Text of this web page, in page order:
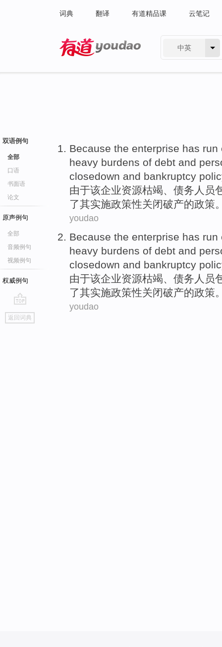
词典 翻译 有道精品课 云笔记
中英
双语例句
全部
口语
书面语
论文
原声例句
全部
音频例句
视频例句
权威例句
go
top
返回词典
Because the enterprise has
heavy burdens of debt and
closedown and bankruptcy
由于该企业资源枯竭、 债务 人员
了其实施政策性关闭破产的政策
youdao
Because the enterprise has
heavy burdens of debt and
closedown and bankruptcy
由于该企业资源枯竭、 债务 人员
了其实施政策性关闭破产的政策
youdao